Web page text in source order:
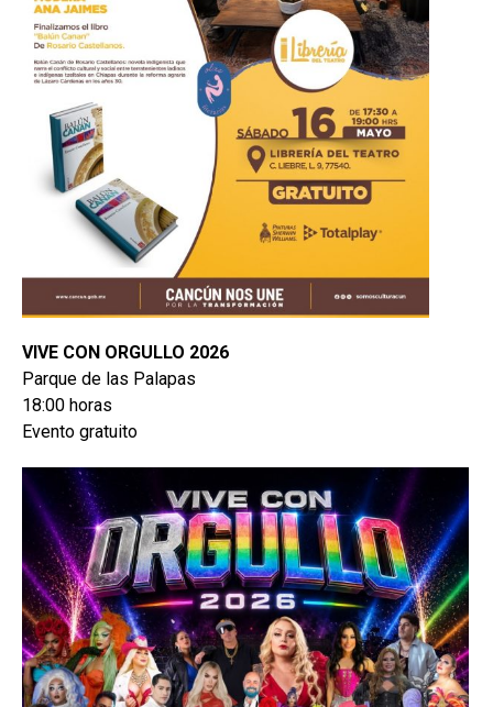
VIVE CON ORGULLO 2026
Parque de las Palapas
18:00 horas
Evento gratuito